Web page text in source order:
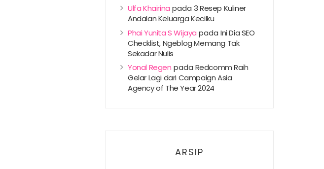
Ulfa Khairina pada 3 Resep Kuliner
Andalan Keluarga Kecilku
Phai Yunita S Wijaya pada Ini Dia SEO
Checklist, Ngeblog Memang Tak
Sekadar Nulis
Yonal Regen pada Redcomm Raih
Gelar Lagi dari Campaign Asia
Agency of The Year 2024
ARSIP